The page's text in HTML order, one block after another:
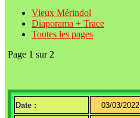
Vieux Mérindol
Diaporama + Trace
Toutes les pages
Page 1 sur 2
Date : 03/03/2022